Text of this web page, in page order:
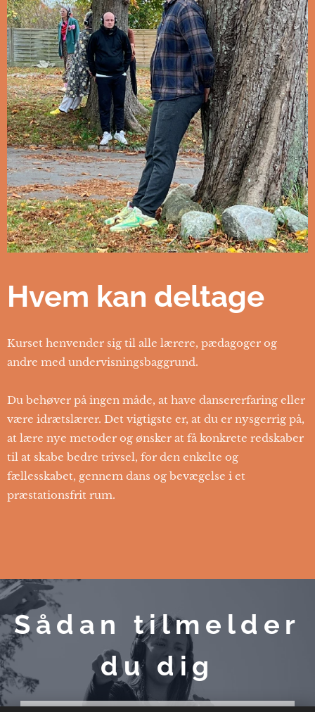
Hvem kan deltage
Kurset henvender sig til alle lærere, pædagoger og
andre med undervisningsbaggrund.
Du behøver på ingen måde, at have dansererfaring eller
være idrætslærer. Det vigtigste er, at du er nysgerrig på,
at lære nye metoder og ønsker at få konkrete redskaber
til at skabe bedre trivsel, for den enkelte og
fællesskabet, gennem dans og bevægelse i et
præstationsfrit rum.
Sådan tilmelder
du dig